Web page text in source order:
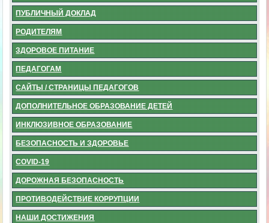
ПУБЛИЧНЫЙ ДОКЛАД
РОДИТЕЛЯМ
ЗДОРОВОЕ ПИТАНИЕ
ПЕДАГОГАМ
САЙТЫ / СТРАНИЦЫ ПЕДАГОГОВ
ДОПОЛНИТЕЛЬНОЕ ОБРАЗОВАНИЕ ДЕТЕЙ
ИНКЛЮЗИВНОЕ ОБРАЗОВАНИЕ
БЕЗОПАСНОСТЬ И ЗДОРОВЬЕ
COVID-19
ДОРОЖНАЯ БЕЗОПАСНОСТЬ
ПРОТИВОДЕЙСТВИЕ КОРРУПЦИИ
НАШИ ДОСТИЖЕНИЯ